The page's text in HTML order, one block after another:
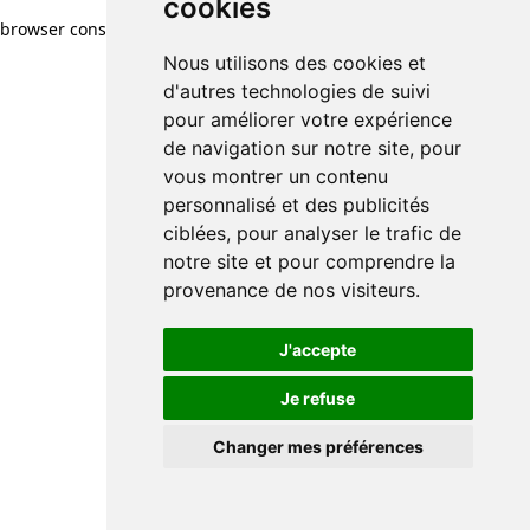
cookies
Nous utilisons des cookies et
d'autres technologies de suivi
pour améliorer votre expérience
de navigation sur notre site, pour
vous montrer un contenu
personnalisé et des publicités
ciblées, pour analyser le trafic de
notre site et pour comprendre la
provenance de nos visiteurs.
J'accepte
Je refuse
Changer mes préférences
browser console for more information)